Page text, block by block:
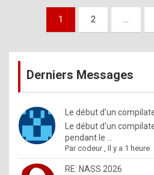
a
%
m
a
d
Pagination
publications
1 2 …
Derniers Messages
Le début d'un
Le début d'un
pendant le ...
Parcodeur,Il y a 1 heure
RE: NASS 2026